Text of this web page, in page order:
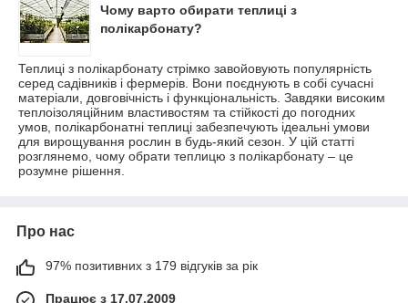
Чому варто обирати теплиці з
полікарбонату?
Теплиці з полікарбонату стрімко завойовують популярність
серед садівників і фермерів. Вони поєднують в собі сучасні
матеріали, довговічність і функціональність. Завдяки високим
теплоізоляційним властивостям та стійкості до погодних
умов, полікарбонатні теплиці забезпечують ідеальні умови
для вирощування рослин в будь-який сезон. У цій статті
розглянемо, чому обрати теплицю з полікарбонату – це
розумне рішення.
Про нас
97% позитивних з 179 відгуків за рік
Працює з 17.07.2009